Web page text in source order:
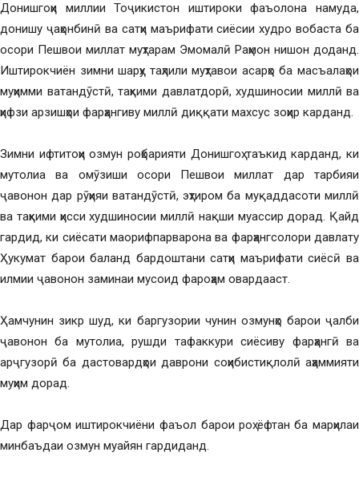
Донишгоҳи миллии Тоҷикистон иштироки фаъолона намуда,
донишу ҷаҳонбинӣ ва сатҳи маърифати сиёсии худро вобаста ба
осори Пешвои миллат муҳтарам Эмомалӣ Раҳмон нишон доданд.
Иштирокчиён зимни шарҳу таҳлили муҳтавои асарҳо ба масъалаҳои
муҳимми ватандӯстӣ, таҳкими давлатдорӣ, худшиносии миллӣ ва
ҳифзи арзишҳои фарҳангиву миллӣ диққати махсус зоҳир карданд.
Зимни ифтитоҳи озмун роҳбарияти Донишгоҳ таъкид карданд, ки
мутолиа ва омӯзиши осори Пешвои миллат дар тарбияи
ҷавонон дар рӯҳияи ватандӯстӣ, эҳтиром ба муқаддасоти миллӣ
ва таҳкими ҳисси худшиносии миллӣ нақши муассир дорад. Қайд
гардид, ки сиёсати маорифпарварона ва фарҳангсолори давлату
Ҳукумат барои баланд бардоштани сатҳи маърифати сиёсӣ ва
илмии ҷавонон заминаи мусоид фароҳам овардааст.
Ҳамчунин зикр шуд, ки баргузории чунин озмунҳо барои ҷалби
ҷавонон ба мутолиа, рушди тафаккури сиёсиву фарҳангӣ ва
арҷгузорӣ ба дастовардҳои даврони соҳибистиқлолӣ аҳаммияти
муҳим дорад.
Дар фарҷом иштирокчиёни фаъол барои роҳ ёфтан ба марҳилаи
минбаъдаи озмун муайян гардиданд.